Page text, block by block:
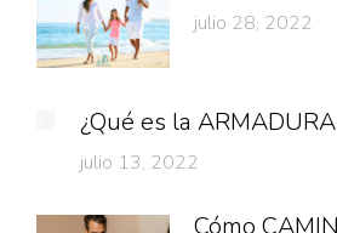
julio 28, 2022
¿Qué es la
julio 13, 2022
Cómo